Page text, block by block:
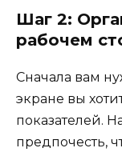
Шаг 2:
рабочем
Сначала вам
экране вы
показателей.
предпочесть,